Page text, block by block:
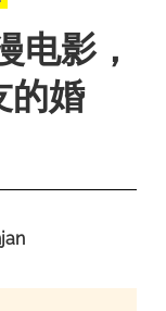
电影，
的婚